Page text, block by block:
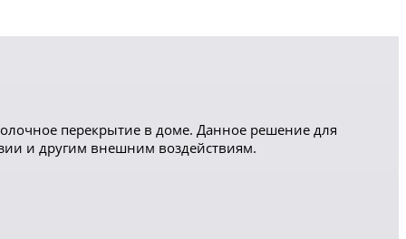
перекрытие в доме. Данное решение для
и другим внешним воздействиям.